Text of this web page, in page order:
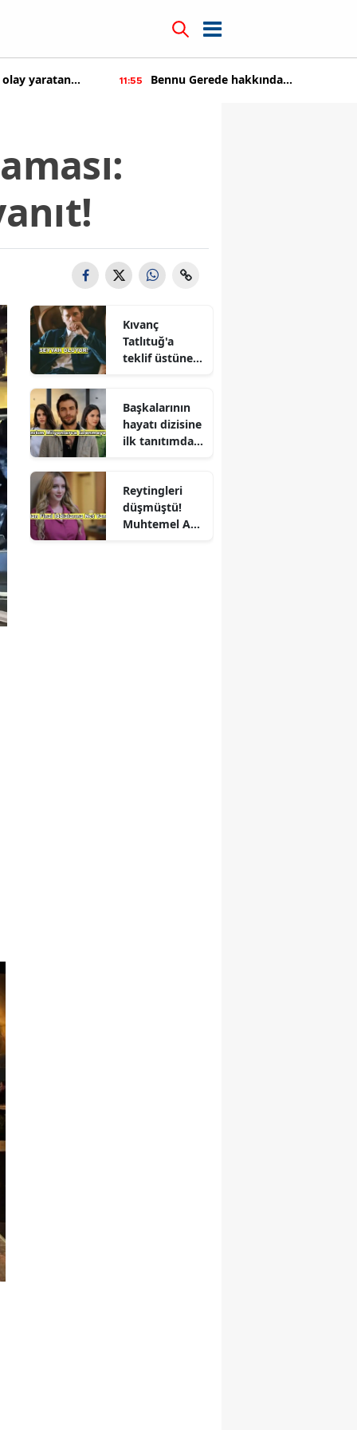
yaratan 11:55
Bennu Gerede hakkında
Kıvanç
Tatlıtuğ'a
teklif üstüne
Başkalarının
hayatı dizisine
ilk tanıtımdan
Reytingleri
düşmüştü!
Muhtemel Aşk